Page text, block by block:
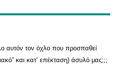
αυτόν τον όχλο που προσπαθεί
και κατ’ επέκταση) άσυλό μας;;;